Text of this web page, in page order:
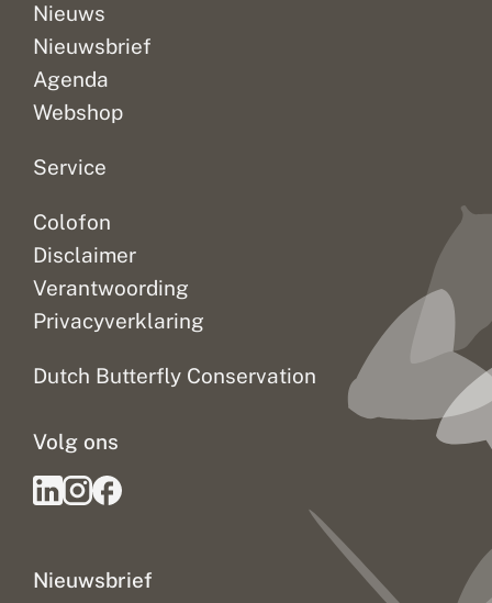
Nieuws
Nieuwsbrief
Agenda
Webshop
Service
Colofon
Disclaimer
Verantwoording
Privacyverklaring
Dutch Butterfly Conservation
Nieuwsbrief
Volg ons